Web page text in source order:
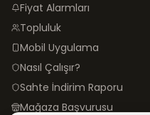
Fiyat Alarmları
Topluluk
Mobil Uygulama
Nasıl Çalışır?
Sahte İndirim Raporu
Mağaza Başvurusu